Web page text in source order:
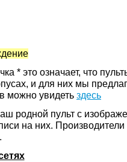
* это означает, что
и для них мы
можно увидеть здесь
родной пульт с
на них.